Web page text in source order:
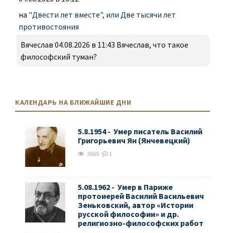
на "Двести лет вместе", или Две тысячи лет
противостояния
Вячеслав 04.08.2026 в 11:43 Вячеслав, что такое
философский туман?
КАЛЕНДАРЬ НА БЛИЖАЙШИЕ ДНИ
5.8.1954 - Умер писатель Василий
Григорьевич Ян (Янчевецкий)
3665 1
5.08.1962 - Умер в Париже
протоиерей Василий Васильевич
Зеньковский, автор «Истории
русской философии» и др.
религиозно-философских работ